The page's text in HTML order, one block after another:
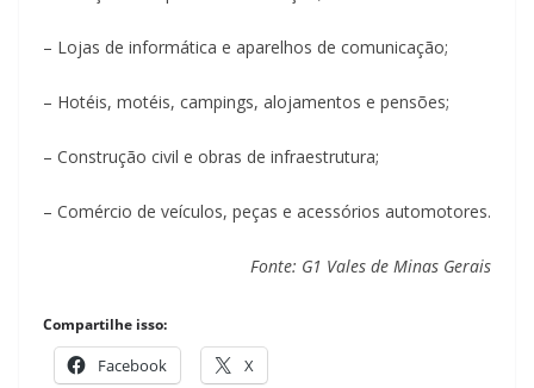
– Lojas de informática e aparelhos de comunicação;
– Hotéis, motéis, campings, alojamentos e pensões;
– Construção civil e obras de infraestrutura;
– Comércio de veículos, peças e acessórios automotores.
Fonte: G1 Vales de Minas Gerais
Compartilhe isso:
Facebook X